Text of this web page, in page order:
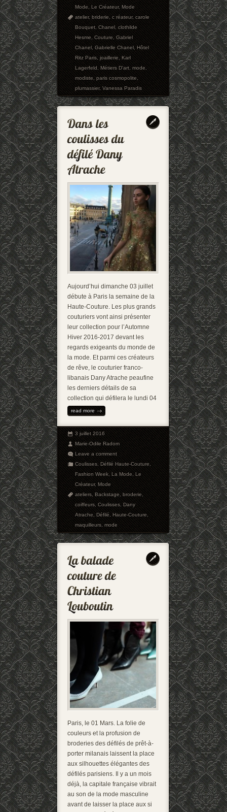
Mode,Le Créateur,Mode
atelier,briderie,c réateur,carole
Bouquet,Chanel,clothilde
Hesme,Couture,Gabriel
Chanel,Gabrielle Chanel,Hôtel
Ritz Paris,joaillerie,Karl
Lagerfeld,Métiers D'art,mode,
modiste,paris cosmopolite,
plumassier,Vanessa Paradis
Aujourd’hui dimanche 03 juillet
débute à Paris la semaine de la
Haute-Couture. Les plus grands
couturiers vont ainsi présenter
leur collection pour l’Automne
Hiver 2016-2017 devant les
regards exigeants du monde de
la mode. Et parmi ces créateurs
de rêve, le couturier franco-
libanais Dany Atrache peaufine
les derniers détails de sa
collection qui défilera le lundi 04
read more
3 juillet 2016
Marie-Odile Radom
Leave a comment
Coulisses,Défilé Haute-Couture,
Fashion Week,La Mode,Le
Créateur,Mode
ateliers,Backstage,broderie,
coiffeurs,Coulisses,Dany
Atrache,Défilé,Haute-Couture,
maquilleurs,mode
Paris, le 01 Mars. La folie de
couleurs et la profusion de
broderies des défilés de prêt-à-
porter milanais laissent la place
aux silhouettes élégantes des
défilés parisiens. Il y a un mois
déjà, la capitale française vibrait
au son de la mode masculine
avant de laisser la place aux si